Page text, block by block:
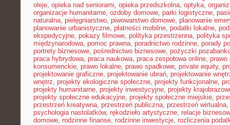
oleje, opieka nad seniorami, opieka przedszkolna, optyka,
organizacje humanitarne, ozdoby domowe, parki logistyczne,
naturalna, pielęgniarstwo, piwowarstwo domowe, planowanie
planowanie urbanistyczne, płatności mobilne, podatki lokalne,
ekspedycyjne, pokazy filmowe, polityka przestrzenna, polityka
międzynarodowa, pomoc prawna, poradnictwo rodzinne, porady
portrety biznesowe, pośrednictwo biznesowe, pożyczki
praca hybrydowa, praca naukowa, praca zespołowa online, prawo
konsumenckie, prawo lokalne, prawo spadkowe, private equity,
projektowanie graficzne, projektowanie ubrań, projektowanie
wnętrz, projekty ekologiczne społeczne, projekty funkcjonalne,
projekty humanitarne, projekty inwestycyjne, projekty
projekty społeczne edukacyjne, projekty społeczne miejskie,
przestrzeń kreatywna, przestrzeń publiczna, przestrzeń wirtualna,
psychologia nastolatków, rękodzieło artystyczne, relacje
domowe, rodzinne finanse, rodzinne inwestycje, rozliczenia